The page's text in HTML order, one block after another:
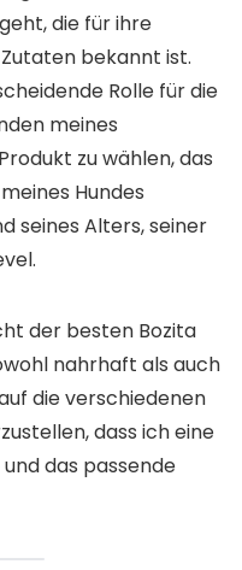
die für ihre
bekannt ist.
Rolle für die
meines
zu wählen, das
Hundes
seines Alters, seiner
der besten Bozita
nahrhaft als auch
die verschiedenen
dass ich eine
das passende